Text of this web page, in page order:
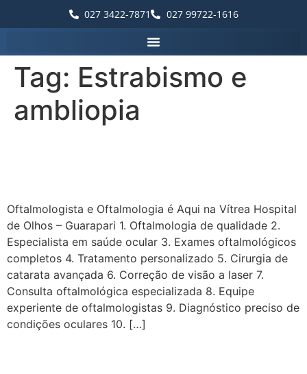
027 3422-7871 027 99722-1616
Tag: Estrabismo e
ambliopia
Oftalmologista e Oftalmologia é Aqui na Vítrea Hospital
de Olhos – Guarapari 1. Oftalmologia de qualidade 2.
Especialista em saúde ocular 3. Exames oftalmológicos
completos 4. Tratamento personalizado 5. Cirurgia de
catarata avançada 6. Correção de visão a laser 7.
Consulta oftalmológica especializada 8. Equipe
experiente de oftalmologistas 9. Diagnóstico preciso de
condições oculares 10. […]